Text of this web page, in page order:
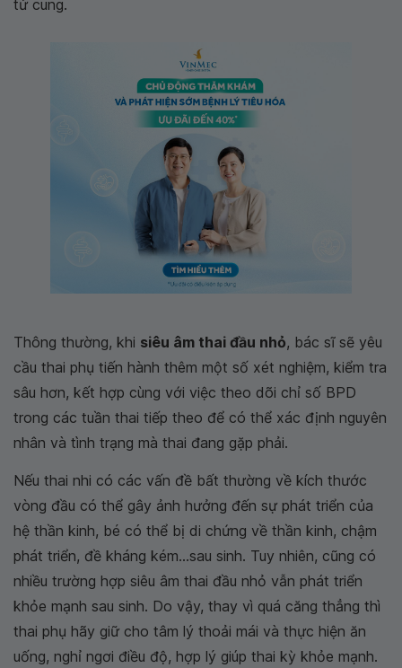
tử cung.
Thông thường, khi siêu âm thai đầu nhỏ, bác sĩ sẽ yêu
cầu thai phụ tiến hành thêm một số xét nghiệm, kiểm tra
sâu hơn, kết hợp cùng với việc theo dõi chỉ số BPD
trong các tuần thai tiếp theo để có thể xác định nguyên
nhân và tình trạng mà thai đang gặp phải.
Nếu thai nhi có các vấn đề bất thường về kích thước
vòng đầu có thể gây ảnh hưởng đến sự phát triển của
hệ thần kinh, bé có thể bị di chứng về thần kinh, chậm
phát triển, đề kháng kém...sau sinh. Tuy nhiên, cũng có
nhiều trường hợp siêu âm thai đầu nhỏ vẫn phát triển
khỏe mạnh sau sinh. Do vậy, thay vì quá căng thẳng thì
thai phụ hãy giữ cho tâm lý thoải mái và thực hiện ăn
uống, nghỉ ngơi điều độ, hợp lý giúp thai kỳ khỏe mạnh.